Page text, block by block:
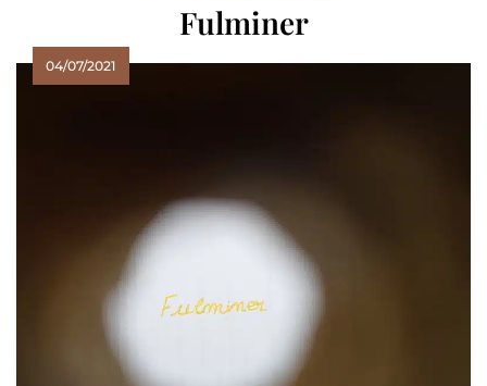
Fulminer
04/07/2021